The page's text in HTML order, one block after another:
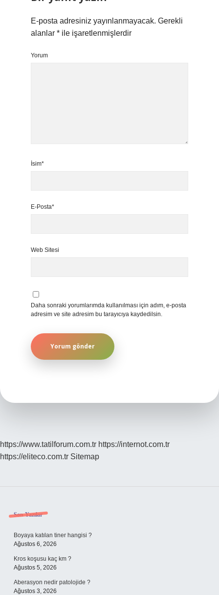
E-posta adresiniz yayınlanmayacak. Gerekli
alanlar * ile işaretlenmişlerdir
Yorum
İsim*
E-Posta*
Web Sitesi
Daha sonraki yorumlarımda kullanılması için adım, e-posta
adresim ve site adresim bu tarayıcıya kaydedilsin.
https://www.tatilforum.com.tr https://internot.com.tr
https://eliteco.com.tr Sitemap
Sidebar
Son Yazılar
Boyaya katılan tiner hangisi ?
Ağustos 6, 2026
Kros koşusu kaç km ?
Ağustos 5, 2026
Aberasyon nedir patolojide ?
Ağustos 3, 2026